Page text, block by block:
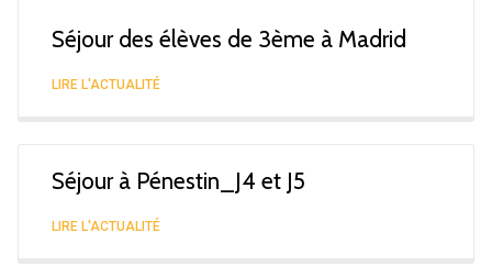
Séjour des élèves de 3ème à Madrid
LIRE L'ACTUALITÉ
Séjour à Pénestin_J4 et J5
LIRE L'ACTUALITÉ